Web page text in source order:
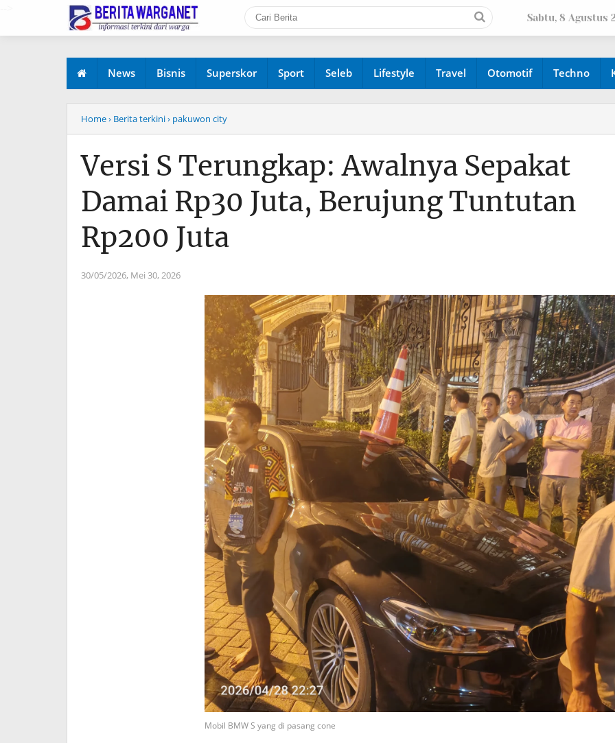
Sabtu, 8 Agustus
News Bisnis Superskor Sport Seleb Lifestyle Travel Otomotif Techno
Home› Berita terkini› pakuwon city
Versi S Terungkap: Awalnya Sepakat
Damai Rp30 Juta, Berujung Tuntutan
Rp200 Juta
30/05/2026, Mei 30, 2026
Mobil BMW S yang di pasang cone